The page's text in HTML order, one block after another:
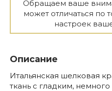
Обращаем ваше
может отличаться по
настроек
Описание
Итальянская шелковая
ткань с гладким,